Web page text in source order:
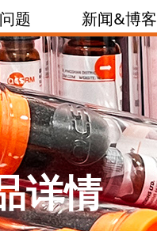
题 新闻&博客
详情